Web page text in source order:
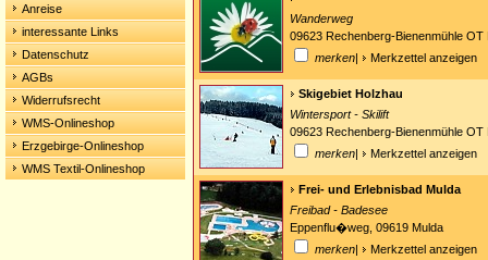
Anreise
interessante Links
Datenschutz
AGBs
Widerrufsrecht
WMS-Onlineshop
Erzgebirge-Onlineshop
WMS Textil-Onlineshop
Wanderweg
09623 Rechenberg-Bienenmühle OT
merken| Merkzettel anzeigen
Skigebiet Holzhau
Wintersport - Skilift
09623 Rechenberg-Bienenmühle OT
merken| Merkzettel anzeigen
Frei- und Erlebnisbad Mulda
Freibad - Badesee
Eppenflu�weg, 09619 Mulda
merken| Merkzettel anzeigen